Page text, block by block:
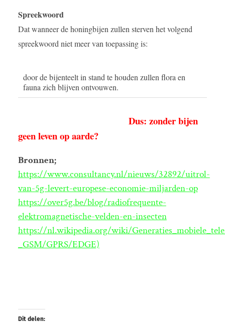
Spreekwoord
Dat wanneer de honingbijen zullen sterven het volgend
spreekwoord niet meer van toepassing is:
door de bijenteelt in stand te houden zullen flora en
fauna zich blijven ontvouwen.
Dus: zonder bijen
geen leven op aarde?
Bronnen;
https://www.consultancy.nl/nieuws/32892/uitrol-
van-5g-levert-europese-economie-miljarden-op
https://over5g.be/blog/radiofrequente-
elektromagnetische-velden-en-insecten
https://nl.wikipedia.org/wiki/
_GSM/GPRS/EDGE)
Dit delen: